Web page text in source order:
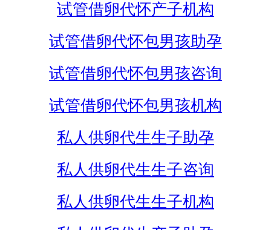
试管借卵代怀产子机构
试管借卵代怀包男孩助孕
试管借卵代怀包男孩咨询
试管借卵代怀包男孩机构
私人供卵代生生子助孕
私人供卵代生生子咨询
私人供卵代生生子机构